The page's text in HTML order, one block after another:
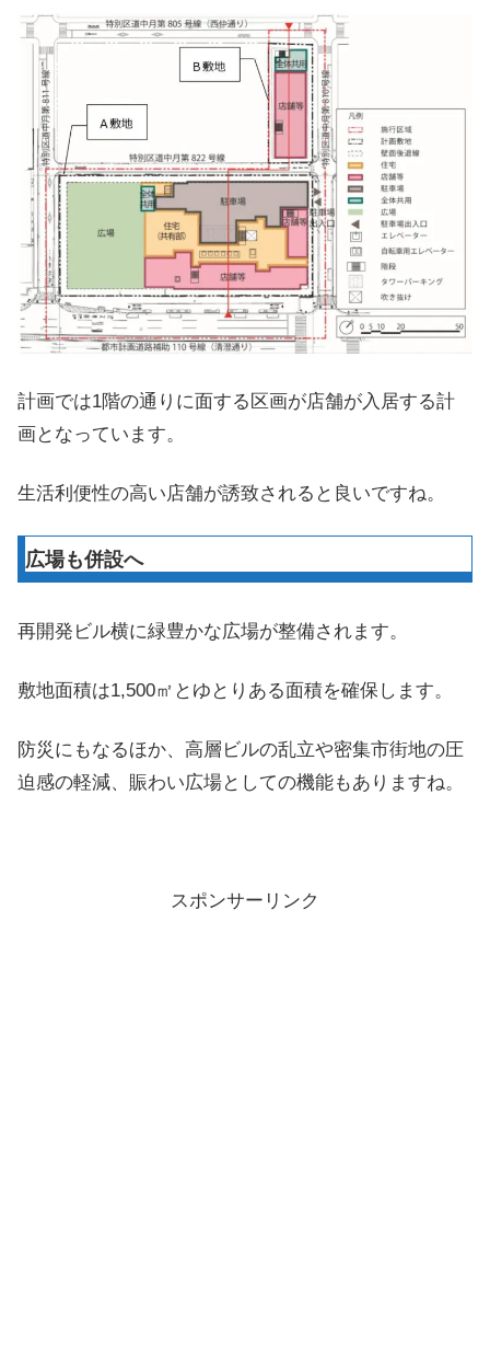
計画では1階の通りに面する区画が店舗が入居する計
画となっています。
生活利便性の高い店舗が誘致されると良いですね。
広場も併設へ
再開発ビル横に緑豊かな広場が整備されます。
敷地面積は1,500㎡とゆとりある面積を確保します。
防災にもなるほか、高層ビルの乱立や密集市街地の圧
迫感の軽減、賑わい広場としての機能もありますね。
スポンサーリンク